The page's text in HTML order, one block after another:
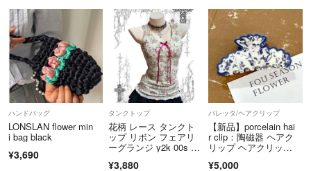
同じ画像を使っての再販はやめてほしいです。
ご自身で撮り直してください
ハンドメイド作品
古いパーツと新しいものを
組み合わせたりと様々です
ブランド名 LULUAMBER
同じものはほとんど作りません。
まだまだ未熟な作品です
ご理解の上ご購入頂きたいと思います。
ハンドバッグ
LONSLAN flower min
i bag black
¥3,690
タンクトップ
花柄 レース タンクト
ップ リボン フェアリ
ーグランジ y2k 00s ギ
¥3,880
バレッタ/ヘアクリップ
【新品】porcelain hai
r clip：陶磁器 ヘアク
リップ ヘアクリッ
スクリップ ヘアアクセ
¥5,000